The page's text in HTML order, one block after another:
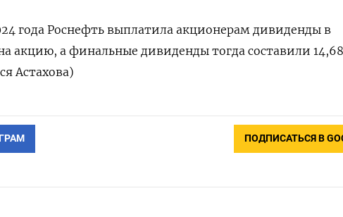
года Роснефть выплатила ​акционерам дивиденды в
‌акцию, а ‌финальные дивиденды тогда составили 14,68
Астахова)
ПОДПИСАТЬСЯ В